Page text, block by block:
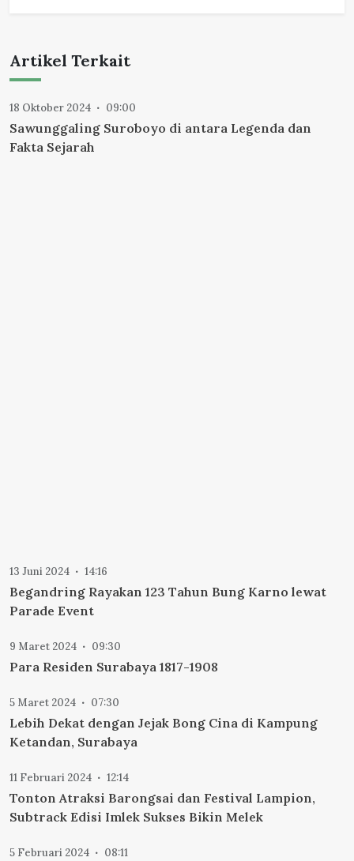
Artikel Terkait
18 Oktober 2024 09:00
Sawunggaling Suroboyo di antara Legenda dan
Fakta Sejarah
13 Juni 2024 14:16
Begandring Rayakan 123 Tahun Bung Karno lewat
Parade Event
9 Maret 2024 09:30
Para Residen Surabaya 1817-1908
5 Maret 2024 07:30
Lebih Dekat dengan Jejak Bong Cina di Kampung
Ketandan, Surabaya
11 Februari 2024 12:14
Tonton Atraksi Barongsai dan Festival Lampion,
Subtrack Edisi Imlek Sukses Bikin Melek
5 Februari 2024 08:11